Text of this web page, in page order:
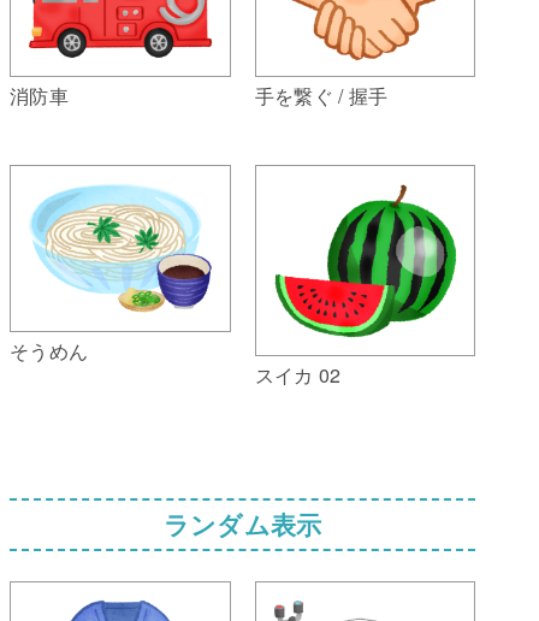
消防車 手を繋ぐ / 握手
そうめん
スイカ 02
ランダム表示